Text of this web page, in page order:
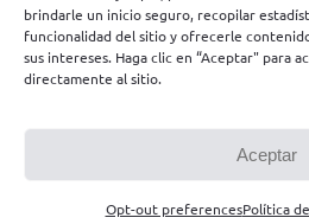
brindarle un inicio seguro, recopilar
funcionalidad del sitio y ofrecerle
sus intereses. Haga clic en “Aceptar" para
directamente al sitio.
Aceptar
Opt-out preferencesPolítica